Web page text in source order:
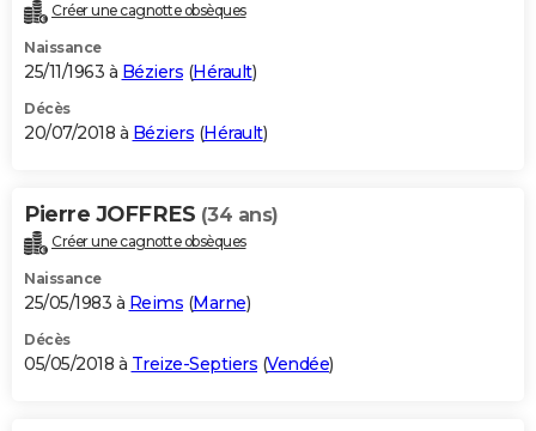
Créer une cagnotte obsèques
Naissance
25/11/1963 à Béziers (Hérault)
Décès
20/07/2018 à Béziers (Hérault)
Pierre JOFFRES (34 ans)
Créer une cagnotte obsèques
Naissance
25/05/1983 à Reims (Marne)
Décès
05/05/2018 à Treize-Septiers (Vendée)